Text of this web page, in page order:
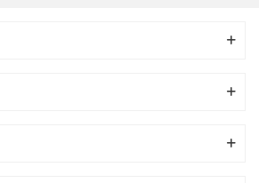
teşekkür ederiz.
bozuk veya görüntülenemiyor.
bulunuyor.